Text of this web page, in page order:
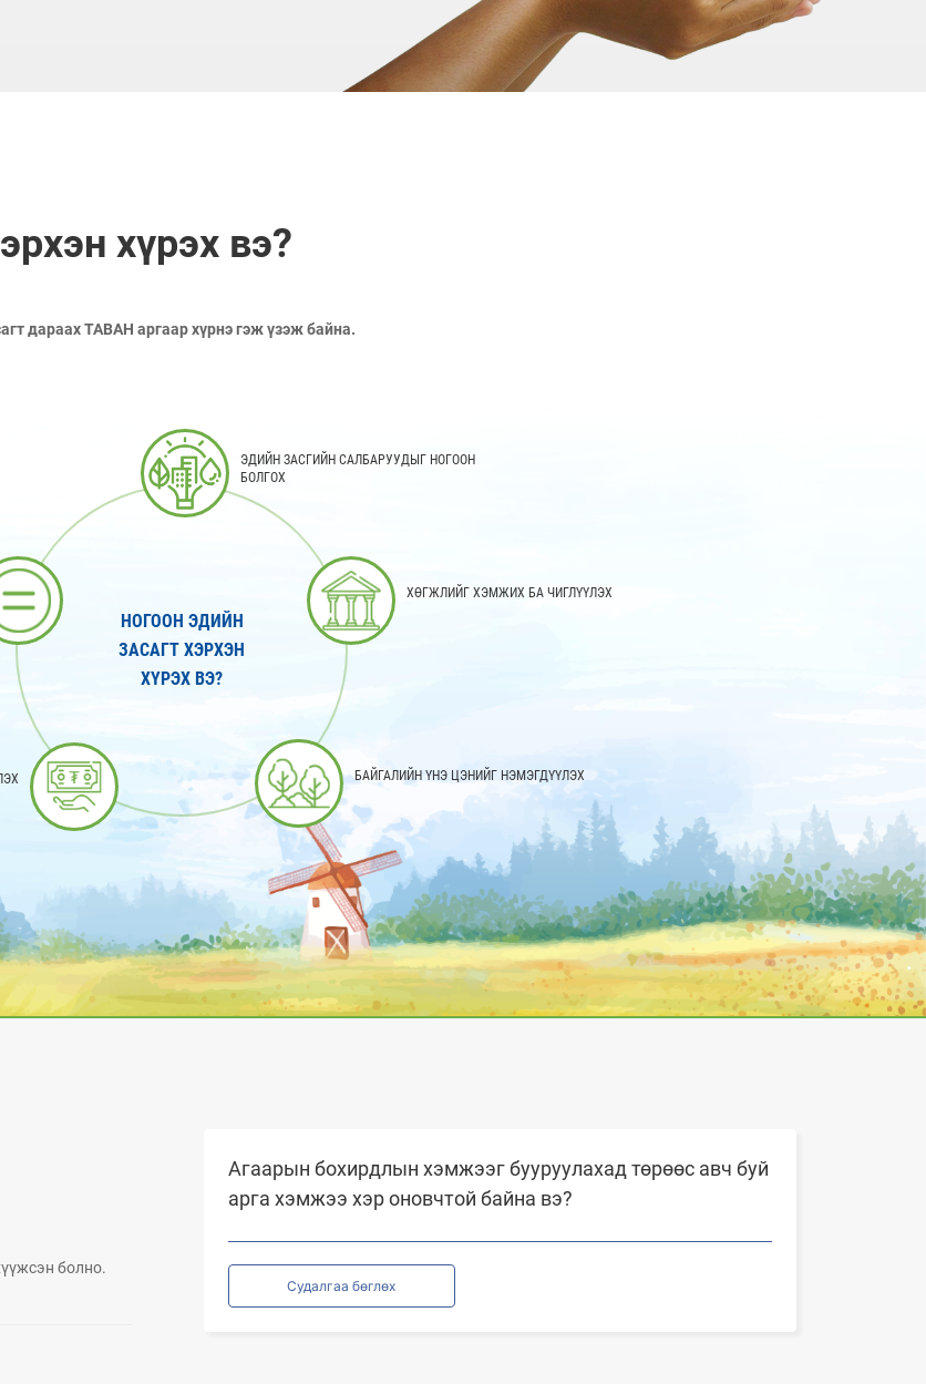
хүрэх вэ?
дараах ТАВАН аргаар хүрнэ гэж үзэж байна.
НОГООН ЭДИЙН
ЗАСАГТ ХЭРХЭН
ХҮРЭХ ВЭ?
ЭДИЙН ЗАСГИЙН САЛБАРУУДЫГ НОГООН
БОЛГОХ
ХӨГЖЛИЙГ ХЭМЖИХ БА ЧИГЛҮҮЛЭХ
БАЙГАЛИЙН ҮНЭ ЦЭНИЙГ НЭМЭГДҮҮЛЭХ
болно.
Агаарын бохирдлын хэмжээг бууруулахад төрөөс авч буй
арга хэмжээ хэр оновчтой байна вэ?
Судалгаа бөглөх